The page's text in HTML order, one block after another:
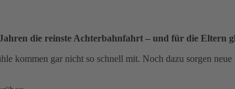
die reinste Achterbahnfahrt – und für die Eltern
kommen gar nicht so schnell mit. Noch dazu sorgen